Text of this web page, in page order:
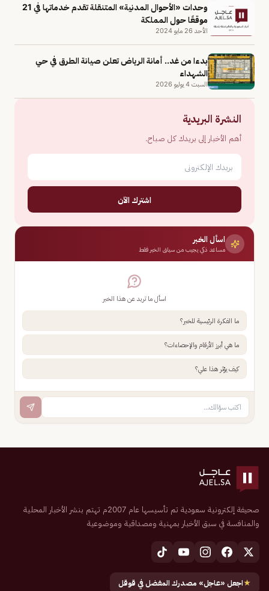
وحدات «الأحوال المدنية» المتنقلة تقدم خدماتها في 21
موقعًا حول المملكة
الأحد 26 مايو 2024
بدءا من غد.. أمانة الرياض تعلن صيانة الطرق في حي
الشهداء
السبت 4 يوليو 2026
النشرة البريدية
أهم الأخبار إلى بريدك كل صباح.
اشترك الآن
اسأل الخبر
مساعد ذكي يجيب من سياق الخبر فقط
اسأل ما تريد عن هذا الخبر
ما الفكرة الرئيسية للخبر؟
ما هي أبرز الأرقام والإحصاءات؟
كيف يؤثر هذا علي؟
صحيفة إلكترونية سعودية تم تأسيسها عام 2007م تهتم بنشر الأخبار المحلية
والمنافسة في سبق الأخبار بمهنية ومصداقية وموضوعية
★اجعل «عاجل» مصدرك المفضل في قوقل